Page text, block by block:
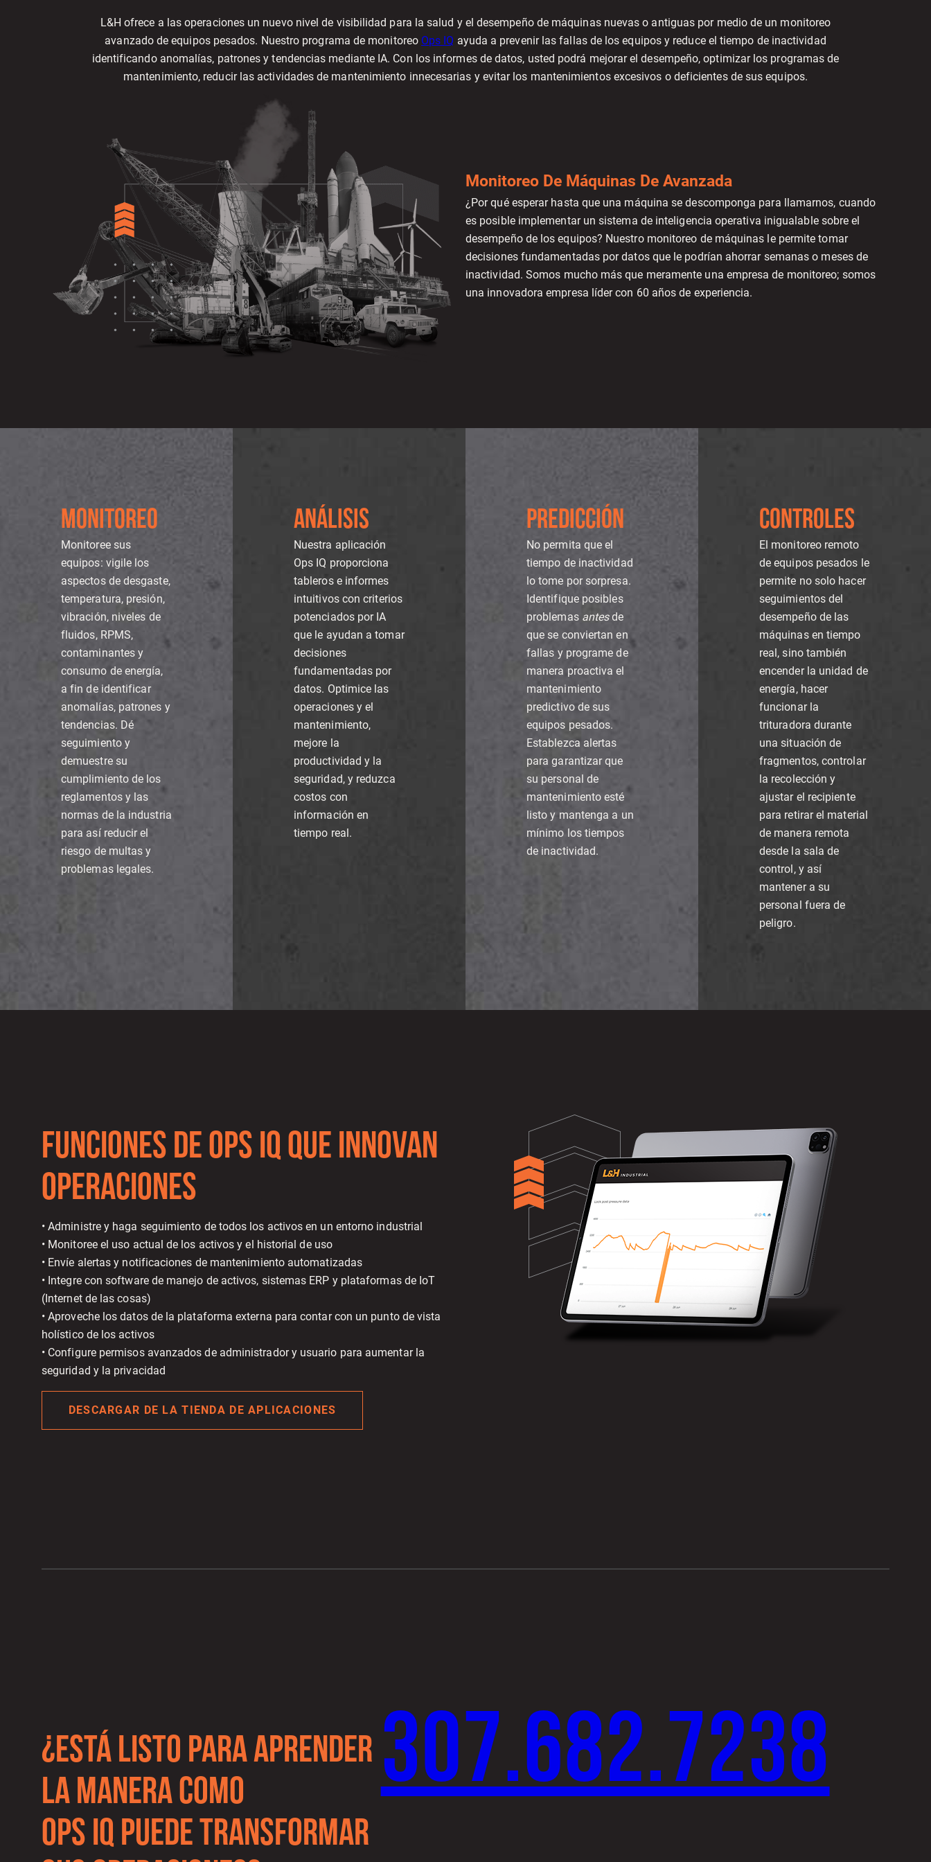
L&H ofrece a las operaciones un nuevo nivel de visibilidad para la salud y el desempeño de máquinas nuevas o antiguas por medio de un monitoreo
avanzado de equipos pesados. Nuestro programa de monitoreo Ops IQ ayuda a prevenir las fallas de los equipos y reduce el tiempo de inactividad
identificando anomalías, patrones y tendencias mediante IA. Con los informes de datos, usted podrá mejorar el desempeño, optimizar los programas de
mantenimiento, reducir las actividades de mantenimiento innecesarias y evitar los mantenimientos excesivos o deficientes de sus equipos.
Monitoreo De Máquinas De Avanzada
¿Por qué esperar hasta que una máquina se descomponga para llamarnos, cuando
es posible implementar un sistema de inteligencia operativa inigualable sobre el
desempeño de los equipos? Nuestro monitoreo de máquinas le permite tomar
decisiones fundamentadas por datos que le podrían ahorrar semanas o meses de
inactividad. Somos mucho más que meramente una empresa de monitoreo; somos
una innovadora empresa líder con 60 años de experiencia.
MONITOREO
Monitoree sus
equipos: vigile los
aspectos de desgaste,
temperatura, presión,
vibración, niveles de
fluidos, RPMS,
contaminantes y
consumo de energía,
a fin de identificar
anomalías, patrones y
tendencias. Dé
seguimiento y
demuestre su
cumplimiento de los
reglamentos y las
normas de la industria
para así reducir el
riesgo de multas y
problemas legales.
ANÁLISIS
Nuestra aplicación
Ops IQ proporciona
tableros e informes
intuitivos con criterios
potenciados por IA
que le ayudan a tomar
decisiones
fundamentadas por
datos. Optimice las
operaciones y el
mantenimiento,
mejore la
productividad y la
seguridad, y reduzca
costos con
información en
tiempo real.
PREDICCIÓN
No permita que el
tiempo de inactividad
lo tome por sorpresa.
Identifique posibles
problemas antesde
que se conviertan en
fallas y programe de
manera proactiva el
mantenimiento
predictivo de sus
equipos pesados.
Establezca alertas
para garantizar que
su personal de
mantenimiento esté
listo y mantenga a un
mínimo los tiempos
de inactividad.
CONTROLES
El monitoreo remoto
de equipos pesados le
permite no solo hacer
seguimientos del
desempeño de las
máquinas en tiempo
real, sino también
encender la unidad de
energía, hacer
funcionar la
trituradora durante
una situación de
fragmentos, controlar
la recolección y
ajustar el recipiente
para retirar el material
de manera remota
desde la sala de
control, y así
mantener a su
personal fuera de
peligro.
Funciones De OPS IQ Que Innovan
Operaciones
• Administre y haga seguimiento de todos los activos en un entorno industrial
• Monitoree el uso actual de los activos y el historial de uso
• Envíe alertas y notificaciones de mantenimiento automatizadas
• Integre con software de manejo de activos, sistemas ERP y plataformas de IoT
(Internet de las cosas)
• Aproveche los datos de la plataforma externa para contar con un punto de vista
holístico de los activos
• Configure permisos avanzados de administrador y usuario para aumentar la
seguridad y la privacidad
DESCARGAR DE LA TIENDA DE APLICACIONES
¿ESTÁ LISTO PARA APRENDER
LA MANERA COMO
OPS IQ PUEDE TRANSFORMAR
307.682.7238